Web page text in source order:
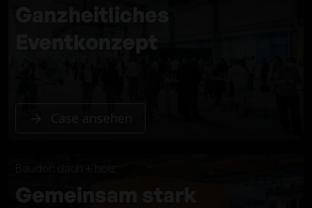
Ganzheitliches
Eventkonzept
Case ansehen
Gemeinsam stark